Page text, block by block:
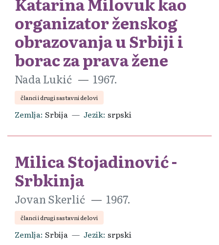
organizator ženskog
obrazovanja u Srbiji i
borac za prava žene
Nada Lukić 1967.
članci i drugi sastavni delovi
Zemlja Srbija Jezik srpski
Milica Stojadinović -
Srbkinja
Jovan Skerlić 1967.
članci i drugi sastavni delovi
Zemlja Srbija Jezik srpski